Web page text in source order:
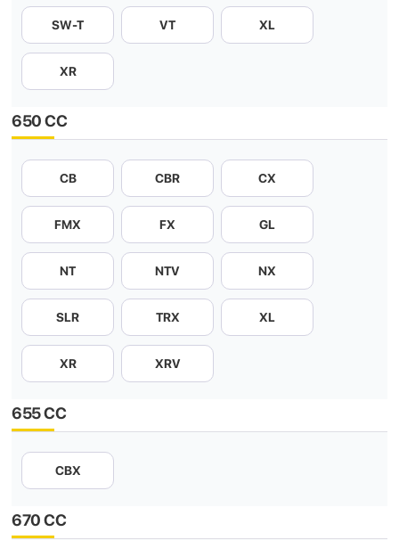
SW-T VT XL
XR
650 CC
CB CBR CX
FMX FX GL
NT NTV NX
SLR TRX XL
XR XRV
655 CC
CBX
670 CC